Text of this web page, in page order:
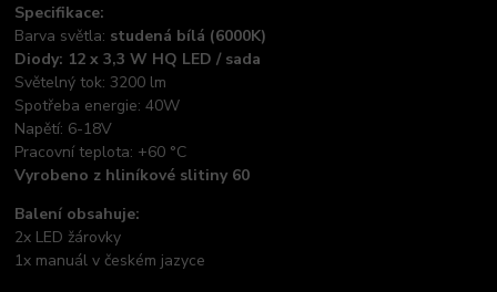
Specifikace:
Barva světla: studená bílá (6000K)
Diody: 12 x 3,3 W HQ LED / sada
Světelný tok: 3200 lm
Spotřeba energie: 40W
Napětí: 6-18V
Pracovní teplota: +60 °C
Vyrobeno z hliníkové slitiny 60
Balení obsahuje:
2x LED žárovky
1x manuál v českém jazyce